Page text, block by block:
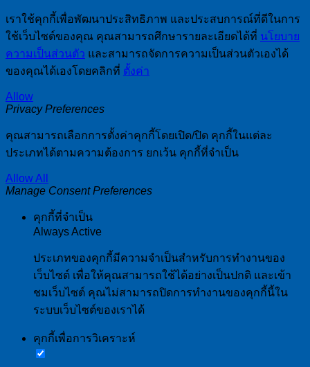
เราใช้คุกกี้เพื่อพัฒนาประสิทธิภาพ และประสบการณ์ที่ดีในการ
ใช้เว็บไซต์ของคุณ คุณสามารถศึกษารายละเอียดได้ที่ นโยบาย
ความเป็นส่วนตัว และสามารถจัดการความเป็นส่วนตัวเองได้
ของคุณได้เองโดยคลิกที่ ตั้งค่า
Allow
Privacy Preferences
คุณสามารถเลือกการตั้งค่าคุกกี้โดยเปิด/ปิด คุกกี้ในแต่ละ
ประเภทได้ตามความต้องการ ยกเว้น คุกกี้ที่จำเป็น
Allow All
Manage Consent Preferences
คุกกี้ที่จำเป็น
Always Active
ประเภทของคุกกี้มีความจำเป็นสำหรับการทำงานของ
เว็บไซต์ เพื่อให้คุณสามารถใช้ได้อย่างเป็นปกติ และเข้า
ชมเว็บไซต์ คุณไม่สามารถปิดการทำงานของคุกกี้นี้ใน
ระบบเว็บไซต์ของเราได้
คุกกี้เพื่อการวิเคราะห์